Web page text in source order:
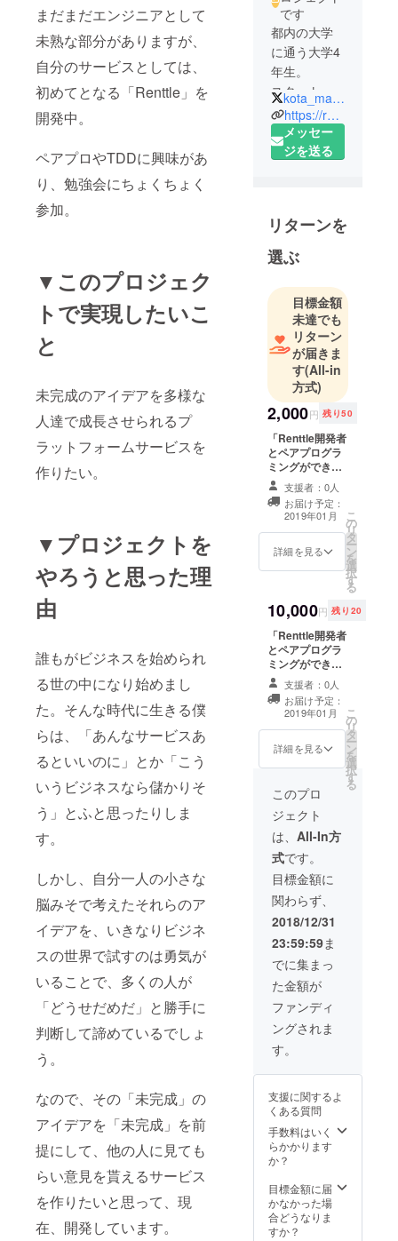
まだまだエンジニアとして
未熟な部分がありますが、
自分のサービスとしては、
初めてとなる「Renttle」を
開発中。
ペアプロやTDDに興味があ
り、勉強会にちょくちょく
参加。
▼このプロジェク
トで実現したいこ
と
未完成のアイデアを多様な
人達で成長させられるプ
ラットフォームサービスを
作りたい。
▼プロジェクトを
やろうと思った理
由
誰もがビジネスを始められ
る世の中になり始めまし
た。そんな時代に生きる僕
らは、「あんなサービスあ
るといいのに」とか「こう
いうビジネスなら儲かりそ
う」とふと思ったりしま
す。
しかし、自分一人の小さな
脳みそで考えたそれらのア
イデアを、いきなりビジネ
スの世界で試すのは勇気が
いることで、多くの人が
「どうせだめだ」と勝手に
判断して諦めているでしょ
う。
なので、その「未完成」の
アイデアを「未完成」を前
提にして、他の人に見ても
らい意見を貰えるサービス
を作りたいと思って、現
在、開発しています。
です
都内の大学
に通う大学4
年生。
スタート
アップでエ
ンジニアと
して働いて
kota_matchan
https://renttle.jp
メッセー
ジを送る
リターンを
選ぶ
目標金額
未達でも
リターン
が届きま
す(All-in
方式)
2,000円 残り50
「Renttle開発者
とペアプログラ
ミングができ
る」 2000円を一
コマ(一時間)と
して、ペアプロ
グラミングした
いと思います。
東京都内(横浜ら
へんは要検討)で
しょう！ 都内以
外でしたら、オ
ンラインでやり
ます！(skypeと
かzoomあたりを
使って。) 【ペア
プログラミング
内容】 結論、僕
が答えられる範
でもいいです！
(言語はpythonが
礎的なこと -
TDD(テスト駆動
開発) - オブジェ
クト指向 - 設計
【日程】 2019年
1月1日以降で
twitterや
facebookで日程
調整をして、決
めようと思いま
す。 【場所】 公
共の場で開催し
たいと思いま
す。 - カフェ -
レンタルオフィ
ス(費用負担は要
相談) - フリーコ
ワーキングス
ペース 【その
ついて - 参加者
も主催者も、
各々で負担
支援者：0人
お届け予定：
2019年01月
詳細を見る
こ
の
リ
タ
ー
ン
を
選
択
す
る
10,000円 残り20
「Renttle開発者
とペアプログラ
ミングができ
る」 2000円を一
コマ(一時間)と
して、ペアプロ
グラミングした
いと思います。
なので、5コマ
分!!!! 別々の日で
もいいですし、5
時間ぶっ通しで
も大丈夫です。
東京都内(横浜ら
へんは要検討)で
したら、オフラ
インでやりま
しょう！ 都内以
外でしたら、オ
ンラインでやり
ます！(skypeと
使って。) 【ペア
プログラミング
内容】 結論、僕
が答えられる範
囲であれば、何
でもいいです！
(言語はpythonが
得意です。) - 基
礎的なこと -
TDD(テスト駆動
開発) - オブジェ
クト指向 - 設計
【日程】 2019年
1月1日以降で
twitterや
facebookで日程
めようと思いま
す。 【場所】 公
共の場で開催し
たいと思いま
支援者：0人
お届け予定：
2019年01月
詳細を見る
こ
の
リ
タ
ー
ン
を
選
択
す
る
このプロ
ジェクト
は、 All-In方
式です。
目標金額に
関わらず、
2018/12/31
23:59:59ま
でに集まっ
た金額が
ファンディ
ングされま
す。
支援に関するよ
くある質問
手数料はいく
らかかります
か？
目標金額に届
かなかった場
合どうなりま
すか？